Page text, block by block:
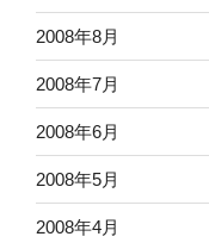
2008年8月
2008年7月
2008年6月
2008年5月
2008年4月